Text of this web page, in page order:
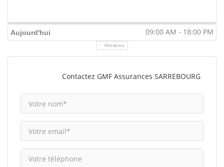
Aujourd'hui 09:00 AM - 18:00 PM
Horaires
Contactez GMF Assurances SARREBOURG